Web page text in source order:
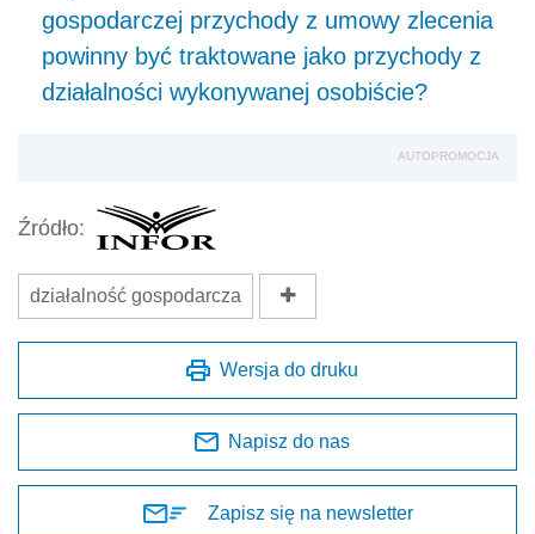
gospodarczej przychody z umowy zlecenia
powinny być traktowane jako przychody z
działalności wykonywanej osobiście?
AUTOPROMOCJA
Źródło:
działalność gospodarcza
Wersja do druku
Napisz do nas
Zapisz się na newsletter